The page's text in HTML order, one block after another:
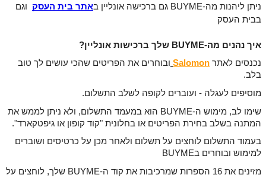
ניתן ליהנות מה-BUYME גם ברכישה אונליין ב אתר בית העסק
בבית העסק
איך נהנים מה-BUYME שלך ברכישות אונליין?
נכנסים לאתר Salomon
בלב.
מוסיפים לעגלה - ועוברים לקופה לשלב התשלום.
המתנה בשלב בחירת הפריטים או בחלונית "קוד קופון או גיפטקארד".
למימוש ובוחרים בBUYME